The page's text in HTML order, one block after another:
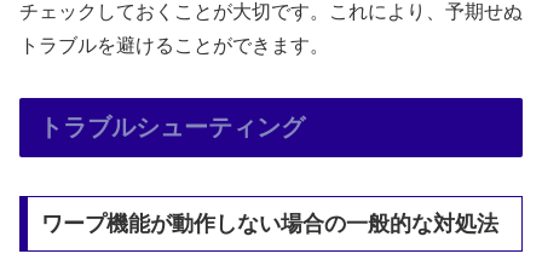
チェックしておくことが大切です。これにより、予期せぬ
トラブルを避けることができます。
トラブルシューティング
ワープ機能が動作しない場合の一般的な対処法